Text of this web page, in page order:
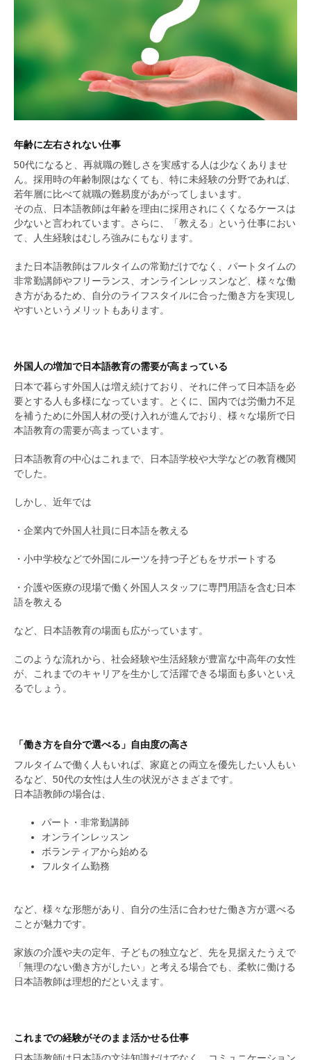
年齢に左右されない仕事
50代になると、再就職の難しさを実感する人は少なくありませ
ん。採用時の年齢制限はなくても、特に未経験の分野であれば、
若年層に比べて就職の難易度があがってしまいます。
その点、日本語教師は年齢を理由に採用されにくくなるケースは
少ないと言われています。さらに、「教える」という仕事におい
て、人生経験はむしろ強みにもなります。
また日本語教師はフルタイムの常勤だけでなく、パートタイムの
非常勤講師やフリーランス、オンラインレッスンなど、様々な働
き方があるため、自分のライフスタイルに合った働き方を実現し
やすいというメリットもあります。
外国人の増加で日本語教育の需要が高まっている
日本で暮らす外国人は増え続けており、それに伴って日本語を必
要とする人も多様になっています。とくに、国内では労働力不足
を補うために外国人材の受け入れが進んでおり、様々な場所で日
本語教育の需要が高まっています。
日本語教育の中心はこれまで、日本語学校や大学などの教育機関
でした。
しかし、近年では
・企業内で外国人社員に日本語を教える
・小中学校などで外国にルーツを持つ子どもをサポートする
・介護や医療の現場で働く外国人スタッフに専門用語を含む日本
語を教える
など、日本語教育の場面も広がっています。
このような流れから、社会経験や生活経験が豊富な中高年の女性
が、これまでのキャリアを生かして活躍できる場面も多いといえ
るでしょう。
「働き方を自分で選べる」自由度の高さ
フルタイムで働く人もいれば、家庭との両立を優先したい人もい
るなど、50代の女性は人生の状況がさまざまです。
日本語教師の場合は、
パート・非常勤講師
オンラインレッスン
ボランティアから始める
フルタイム勤務
など、様々な形態があり、自分の生活に合わせた働き方が選べる
ことが魅力です。
家族の介護や夫の定年、子どもの独立など、先を見据えたうえで
「無理のない働き方がしたい」と考える場合でも、柔軟に働ける
日本語教師は理想的だといえます。
これまでの経験がそのまま活かせる仕事